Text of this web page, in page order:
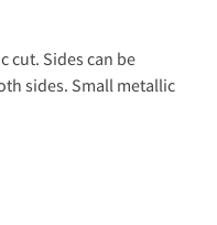
cut. Sides can be
sides. Small metallic